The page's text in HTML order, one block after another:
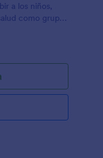
a los niños,
como grupo